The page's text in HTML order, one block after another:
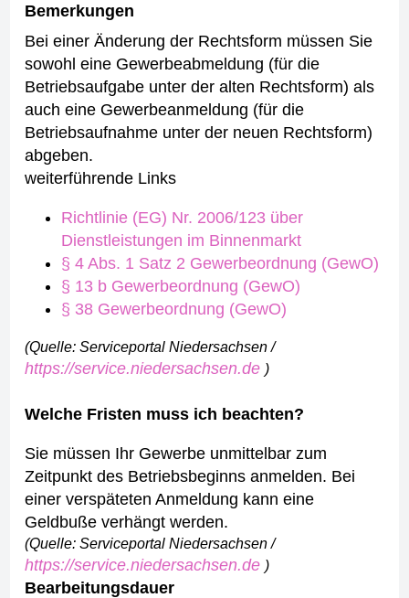
Bemerkungen
Bei einer Änderung der Rechtsform müssen Sie
sowohl eine Gewerbeabmeldung (für die
Betriebsaufgabe unter der alten Rechtsform) als
auch eine Gewerbeanmeldung (für die
Betriebsaufnahme unter der neuen Rechtsform)
abgeben.
weiterführende Links
Richtlinie (EG) Nr. 2006/123 über
Dienstleistungen im Binnenmarkt
§ 4 Abs. 1 Satz 2 Gewerbeordnung (GewO)
§ 13 b Gewerbeordnung (GewO)
§ 38 Gewerbeordnung (GewO)
(Quelle: Serviceportal Niedersachsen /
https://service.niedersachsen.de )
Welche Fristen muss ich beachten?
Sie müssen Ihr Gewerbe unmittelbar zum
Zeitpunkt des Betriebsbeginns anmelden. Bei
einer verspäteten Anmeldung kann eine
Geldbuße verhängt werden.
(Quelle: Serviceportal Niedersachsen /
https://service.niedersachsen.de )
Bearbeitungsdauer